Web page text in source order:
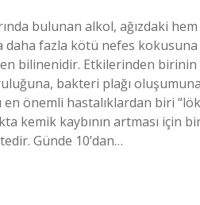
bulunan alkol, ağızdaki
fazla kötü nefes
bilinenidir. Etkilerinden birinin
bakteri plağı
önemli hastalıklardan biri
kemik kaybının artması için
Günde 10’dan…